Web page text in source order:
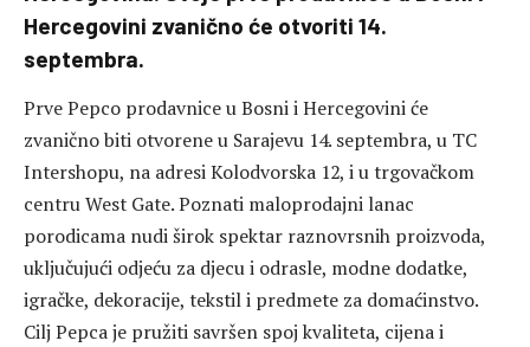
Hercegovini zvanično će otvoriti 14.
septembra.
Prve Pepco prodavnice u Bosni i Hercegovini će
zvanično biti otvorene u Sarajevu 14. septembra, u TC
Intershopu, na adresi Kolodvorska 12, i u trgovačkom
centru West Gate. Poznati maloprodajni lanac
porodicama nudi širok spektar raznovrsnih proizvoda,
uključujući odjeću za djecu i odrasle, modne dodatke,
igračke, dekoracije, tekstil i predmete za domaćinstvo.
Cilj Pepca je pružiti savršen spoj kvaliteta, cijena i